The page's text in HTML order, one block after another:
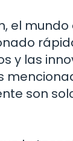
el
y las
son